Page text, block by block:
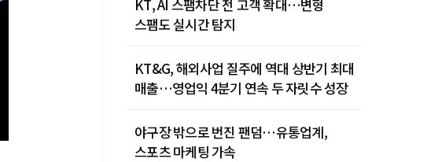
KT, AI 스팸차단 전 고객 확대…변형
스팸도 실시간 탐지
KT&G, 해외사업 질주에 역대 상반기 최대
매출…영업익 4분기 연속 두 자릿수 성장
야구장 밖으로 번진 팬덤…유통업계,
스포츠 마케팅 가속